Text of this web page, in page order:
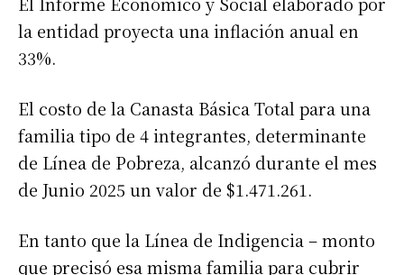
la entidad proyecta una inflación anual en
33%.
El costo de la Canasta Básica Total para una
familia tipo de 4 integrantes, determinante
de Línea de Pobreza, alcanzó durante el mes
de Junio 2025 un valor de $1.471.261.
En tanto que la Línea de Indigencia – monto
que precisó esa misma familia para cubrir